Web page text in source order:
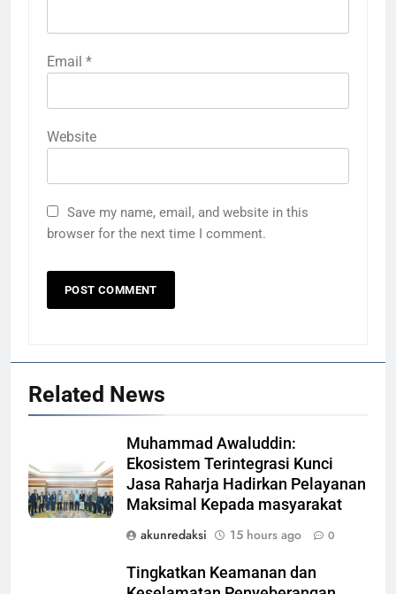
Email *
Website
Save my name, email, and website in this
browser for the next time I comment.
Related News
Muhammad Awaluddin:
Ekosistem Terintegrasi Kunci
Jasa Raharja Hadirkan Pelayanan
Maksimal Kepada masyarakat
akunredaksi
15 hours ago 0
Tingkatkan Keamanan dan